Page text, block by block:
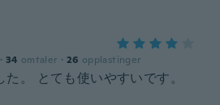
· 34 omtaler · 26 opplastinger
。 とても使いやすいです。